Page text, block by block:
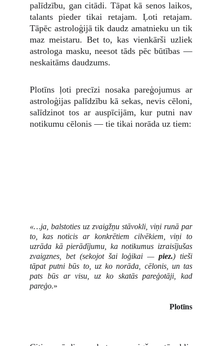
palīdzību, gan citādi. Tāpat kā senos laikos,
talants pieder tikai retajam. Ļoti retajam.
Tāpēc astroloģijā tik daudz amatnieku un tik
maz meistaru. Bet to, kas vienkārši uzliek
astrologa masku, neesot tāds pēc būtības —
neskaitāms daudzums.
Plotīns ļoti precīzi nosaka pareģojumus ar
astroloģijas palīdzību kā sekas, nevis cēloni,
salīdzinot tos ar auspīcijām, kur putni nav
notikumu cēlonis — tie tikai norāda uz tiem:
«…ja, balstoties uz zvaigžņu stāvokli, viņi runā par
to, kas noticis ar konkrētiem cilvēkiem, viņi to
uzrāda kā pierādījumu, ka notikumus izraisījušas
zvaigznes, bet (sekojot šai loģikai —piez.) tieši
tāpat putni būs to, uz ko norāda, cēlonis, un tas
pats būs ar visu, uz ko skatās pareģotāji, kad
pareģo.»
Plotīns